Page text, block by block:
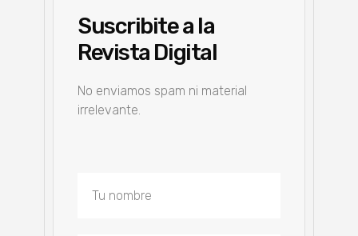
Suscribite a la
Revista Digital
No enviamos spam ni material
irrelevante.